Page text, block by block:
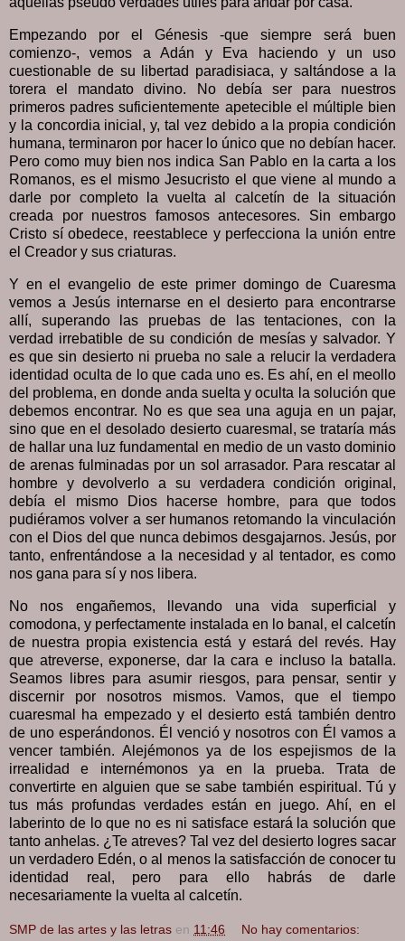
Empezando por el Génesis -que siempre será buen
comienzo-, vemos a Adán y Eva haciendo y un uso
cuestionable de su libertad paradisiaca, y saltándose a la
torera el mandato divino. No debía ser para nuestros
primeros padres suficientemente apetecible el múltiple bien
y la concordia inicial, y, tal vez debido a la propia condición
humana, terminaron por hacer lo único que no debían hacer.
Pero como muy bien nos indica San Pablo en la carta a los
Romanos, es el mismo Jesucristo el que viene al mundo a
darle por completo la vuelta al calcetín de la situación
creada por nuestros famosos antecesores. Sin embargo
Cristo sí obedece, reestablece y perfecciona la unión entre
el Creador y sus criaturas.
Y en el evangelio de este primer domingo de Cuaresma
vemos a Jesús internarse en el desierto para encontrarse
allí, superando las pruebas de las tentaciones, con la
verdad irrebatible de su condición de mesías y salvador. Y
es que sin desierto ni prueba no sale a relucir la verdadera
identidad oculta de lo que cada uno es. Es ahí, en el meollo
del problema, en donde anda suelta y oculta la solución que
debemos encontrar. No es que sea una aguja en un pajar,
sino que en el desolado desierto cuaresmal, se trataría más
de hallar una luz fundamental en medio de un vasto dominio
de arenas fulminadas por un sol arrasador. Para rescatar al
hombre y devolverlo a su verdadera condición original,
debía el mismo Dios hacerse hombre, para que todos
pudiéramos volver a ser humanos retomando la vinculación
con el Dios del que nunca debimos desgajarnos. Jesús, por
tanto, enfrentándose a la necesidad y al tentador, es como
nos gana para sí y nos libera.
No nos engañemos, llevando una vida superficial y
comodona, y perfectamente instalada en lo banal, el calcetín
de nuestra propia existencia está y estará del revés. Hay
que atreverse, exponerse, dar la cara e incluso la batalla.
Seamos libres para asumir riesgos, para pensar, sentir y
discernir por nosotros mismos. Vamos, que el tiempo
cuaresmal ha empezado y el desierto está también dentro
de uno esperándonos. Él venció y nosotros con Él vamos a
vencer también. Alejémonos ya de los espejismos de la
irrealidad e internémonos ya en la prueba. Trata de
convertirte en alguien que se sabe también espiritual. Tú y
tus más profundas verdades están en juego. Ahí, en el
laberinto de lo que no es ni satisface estará la solución que
tanto anhelas. ¿Te atreves? Tal vez del desierto logres sacar
un verdadero Edén, o al menos la satisfacción de conocer tu
identidad real, pero para ello habrás de darle
necesariamente la vuelta al calcetín.
SMP de las artes y las letras en 11:46 No hay comentarios: